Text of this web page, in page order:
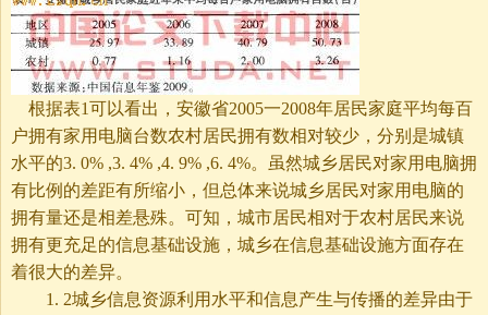
根据表1可以看出，安徽省2005一2008年居民家庭平均每百
户拥有家用电脑台数农村居民拥有数相对较少，分别是城镇
水平的3. 0% ,3. 4% ,4. 9% ,6. 4%。虽然城乡居民对家用电脑拥
有比例的差距有所缩小，但总体来说城乡居民对家用电脑的
拥有量还是相差悬殊。可知，城市居民相对于农村居民来说
拥有更充足的信息基础设施，城乡在信息基础设施方面存在
着很大的差异。
1. 2城乡信息资源利用水平和信息产生与传播的差异由于